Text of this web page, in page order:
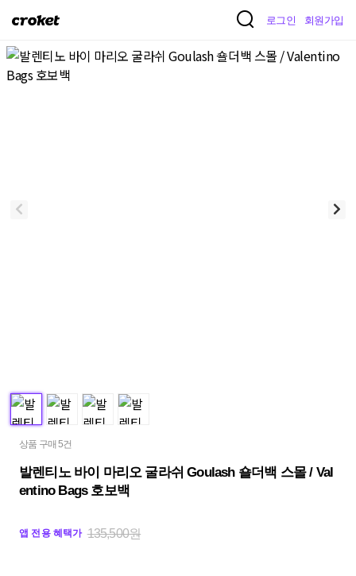
크
켓
로그인 회원가입
상품 구매 5건
발렌티노 바이 마리오 굴라쉬 Goulash 숄더백 스몰 / Val
entino Bags 호보백
앱 전용 혜택가 135,500원